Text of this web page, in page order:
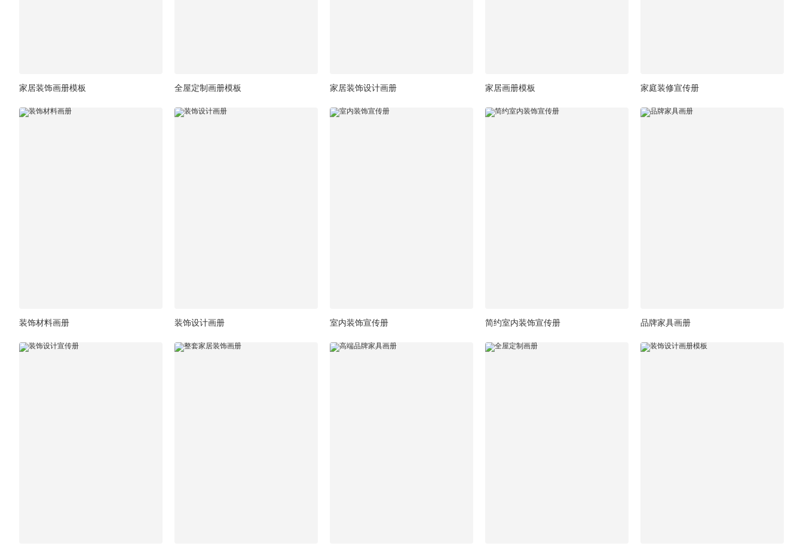
家居装饰画册模板 全屋定制画册模板 家居装饰设计画册 家居画册模板 家庭装修宣传册
装饰材料画册 装饰设计画册 室内装饰宣传册 简约室内装饰宣传册 品牌家具画册